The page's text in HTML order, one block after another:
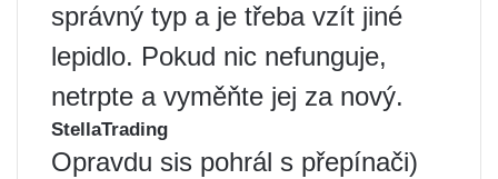
správný typ a je třeba vzít jiné
lepidlo. Pokud nic nefunguje,
netrpte a vyměňte jej za nový.
StellaTrading
Opravdu sis pohrál s přepínači)